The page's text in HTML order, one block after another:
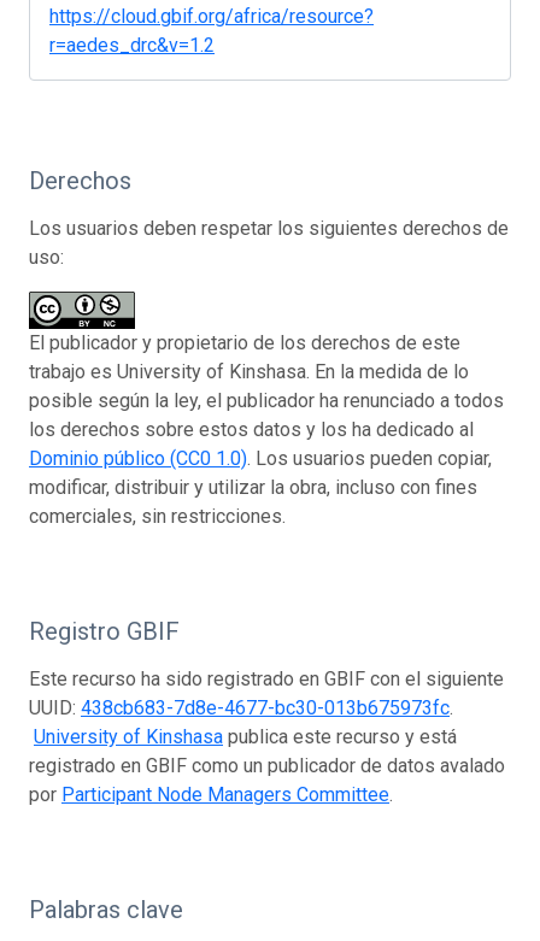
https://cloud.gbif.org/africa/resource?
r=aedes_drc&v=1.2
Derechos
Los usuarios deben respetar los siguientes derechos de
uso:
El publicador y propietario de los derechos de este
trabajo es University of Kinshasa. En la medida de lo
posible según la ley, el publicador ha renunciado a todos
los derechos sobre estos datos y los ha dedicado al
Dominio público (CC0 1.0). Los usuarios pueden copiar,
modificar, distribuir y utilizar la obra, incluso con fines
comerciales, sin restricciones.
Registro GBIF
Este recurso ha sido registrado en GBIF con el siguiente
UUID: 438cb683-7d8e-4677-bc30-013b675973fc.
University of Kinshasa publica este recurso y está
registrado en GBIF como un publicador de datos avalado
por Participant Node Managers Committee.
Palabras clave